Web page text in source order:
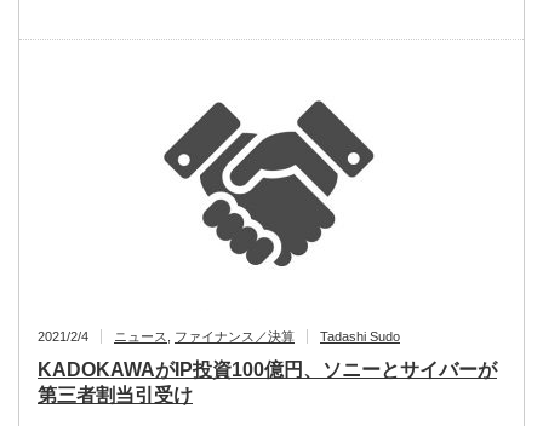
2021/2/4 ニュース ファイナンス／決算 Tadashi Sudo
KADOKAWAがIP投資100億円、ソニーとサイバーが
第三者割当引受け